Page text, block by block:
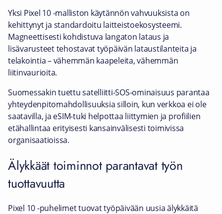
Yksi Pixel 10 -malliston käytännön vahvuuksista on
kehittynyt ja standardoitu laitteistoekosysteemi.
Magneettisesti kohdistuva langaton lataus ja
lisävarusteet tehostavat työpäivän lataustilanteita ja
telakointia – vähemmän kaapeleita, vähemmän
liitinvaurioita.
Suomessakin tuettu satelliitti-SOS-ominaisuus parantaa
yhteydenpitomahdollisuuksia silloin, kun verkkoa ei ole
saatavilla, ja eSIM-tuki helpottaa liittymien ja profiilien
etähallintaa erityisesti kansainvälisesti toimivissa
organisaatioissa.
Älykkäät toiminnot parantavat työn
tuottavuutta
Pixel 10 -puhelimet tuovat työpäivään uusia älykkäitä